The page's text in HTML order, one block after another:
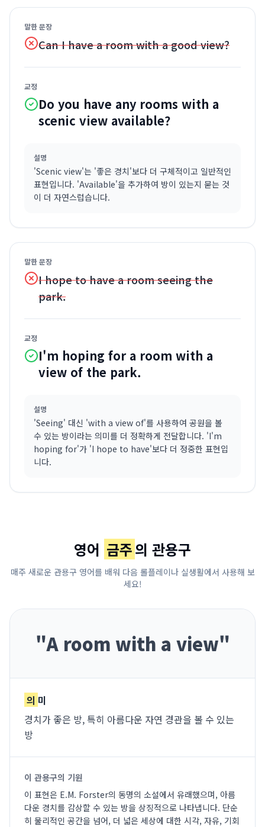
말한 문장
Can I have a room with a good view?
교정
Do you have any rooms with a
scenic view available?
설명
'Scenic view'는 '좋은 경치'보다 더 구체적이고 일반적인
표현입니다. 'Available'을 추가하여 방이 있는지 묻는 것
이 더 자연스럽습니다.
말한 문장
I hope to have a room seeing the
park.
교정
I'm hoping for a room with a
view of the park.
설명
'Seeing' 대신 'with a view of'를 사용하여 공원을 볼
수 있는 방이라는 의미를 더 정확하게 전달합니다. 'I'm
hoping for'가 'I hope to have'보다 더 정중한 표현입
니다.
영어 금주의 관용구
매주 새로운 관용구 영어를 배워 다음 롤플레이나 실생활에서 사용해 보
세요!
"A room with a view"
의 미
경치가 좋은 방, 특히 아름다운 자연 경관을 볼 수 있는
방
이 관용구의 기원
이 표현은 E.M. Forster의 동명의 소설에서 유래했으며, 아름
다운 경치를 감상할 수 있는 방을 상징적으로 나타냅니다. 단순
히 물리적인 공간을 넘어, 더 넓은 세상에 대한 시각, 자유, 기회